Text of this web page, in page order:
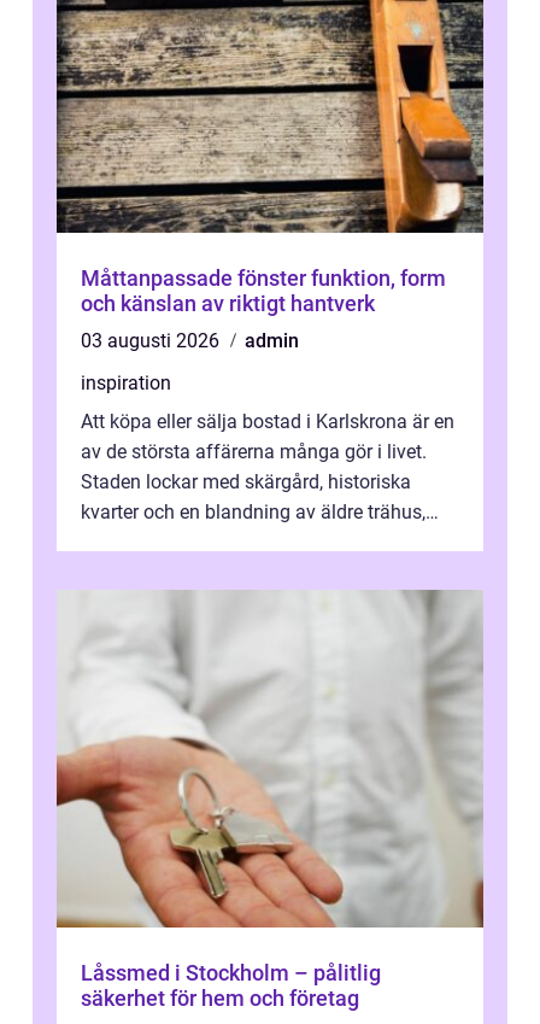
Måttanpassade fönster funktion, form
och känslan av riktigt hantverk
03 augusti 2026
admin
inspiration
Att köpa eller sälja bostad i Karlskrona är en
av de största affärerna många gör i livet.
Staden lockar med skärgård, historiska
kvarter och en blandning av äldre trähus,
Låssmed i Stockholm – pålitlig
säkerhet för hem och företag